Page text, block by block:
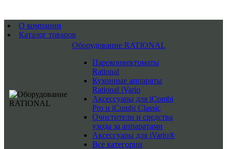
О компании
Каталог товаров
Оборудование RATIONAL
Пароконвектоматы
Rational
Кухонные аппараты
Rational iVario
Аксессуары для iCombi
Pro и iCombi Classic
Очистители и средства
ухода за аппаратами
Аксессуары для iVario®
Все категории